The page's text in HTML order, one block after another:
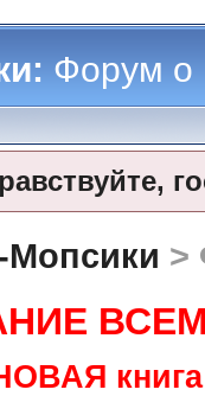
Форум о
>